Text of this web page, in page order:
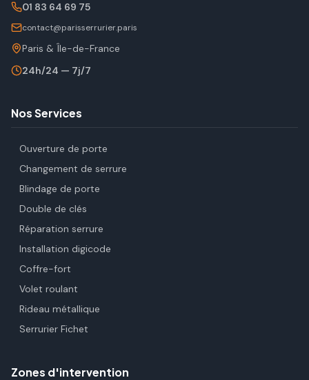
01 83 64 69 75
contact@parisserrurier.paris
Paris & Île-de-France
24h/24 — 7j/7
Nos Services
Ouverture de porte
Changement de serrure
Blindage de porte
Double de clés
Réparation serrure
Installation digicode
Coffre-fort
Volet roulant
Rideau métallique
Serrurier Fichet
Zones d'intervention